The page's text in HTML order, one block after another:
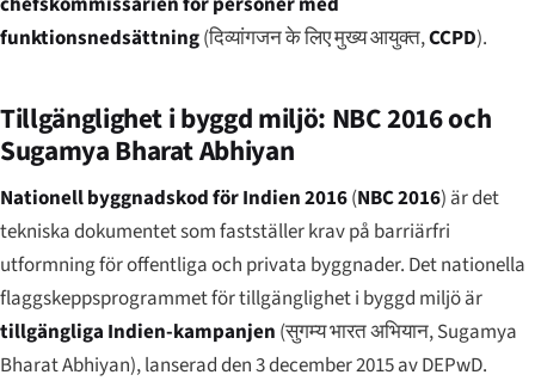
funktionsnedsättning(दिव्यांगजन के लिए मुख्य आयुक्त,CCPD).
Tillgänglighet i byggd miljö: NBC 2016 och
Sugamya Bharat Abhiyan
Nationell byggnadskod för Indien 2016(NBC 2016) är det
tekniska dokumentet som fastställer krav på barriärfri
utformning för offentliga och privata byggnader. Det nationella
flaggskeppsprogrammet för tillgänglighet i byggd miljö är
tillgängliga Indien-kampanjen (सुगम्य भारत अभियान,Sugamya
Bharat Abhiyan), lanserad den 3 december 2015 av DEPwD.